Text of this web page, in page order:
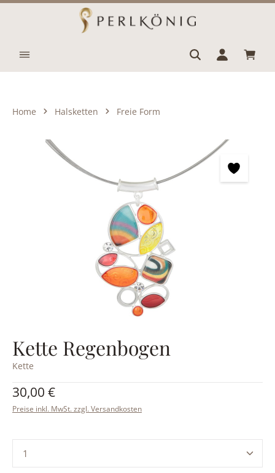
Zum Hauptinhalt springen
Home Halsketten Freie Form
Bildergalerie überspringen
Kette Regenbogen
Kette
Regulärer Preis:
30,00 €
Preise inkl. MwSt. zzgl. Versandkosten
Produkt Anzahl: Gib den gewünschten Wert ein